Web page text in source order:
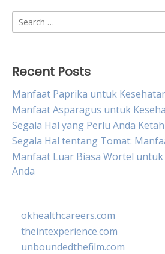
Search
for:
Recent Posts
Manfaat Paprika untuk
Manfaat Asparagus untuk
Segala Hal yang Perlu Anda
Segala Hal tentang Tomat:
Manfaat Luar Biasa Wortel
Anda
okhealthcareers.com
theintexperience.com
unboundedthefilm.com